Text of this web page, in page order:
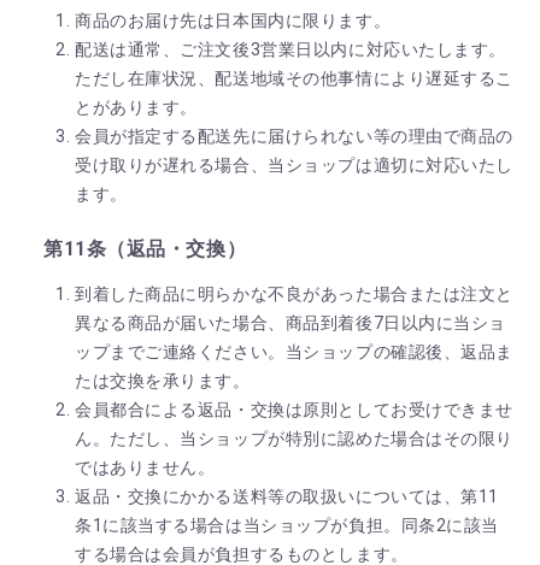
商品のお届け先は日本国内に限ります。
配送は通常、ご注文後3営業日以内に対応いたします。
ただし在庫状況、配送地域その他事情により遅延するこ
とがあります。
会員が指定する配送先に届けられない等の理由で商品の
受け取りが遅れる場合、当ショップは適切に対応いたし
ます。
第11条（返品・交換）
到着した商品に明らかな不良があった場合または注文と
異なる商品が届いた場合、商品到着後7日以内に当ショ
ップまでご連絡ください。当ショップの確認後、返品ま
たは交換を承ります。
会員都合による返品・交換は原則としてお受けできませ
ん。ただし、当ショップが特別に認めた場合はその限り
ではありません。
返品・交換にかかる送料等の取扱いについては、第11
条1に該当する場合は当ショップが負担。同条2に該当
する場合は会員が負担するものとします。